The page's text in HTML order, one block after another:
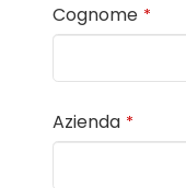
Cognome *
Azienda *